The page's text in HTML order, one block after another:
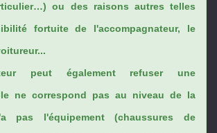
ou des raisons autres telles
fortuite de l'accompagnateur, le
peut également refuser une
ne correspond pas au niveau de la
pas l'équipement (chaussures de